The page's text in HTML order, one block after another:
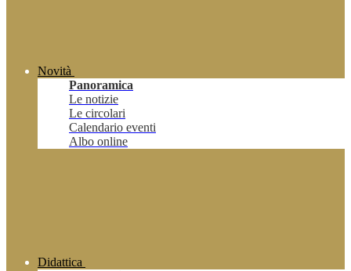
Novità
Panoramica
Le notizie
Le circolari
Calendario eventi
Albo online
Didattica